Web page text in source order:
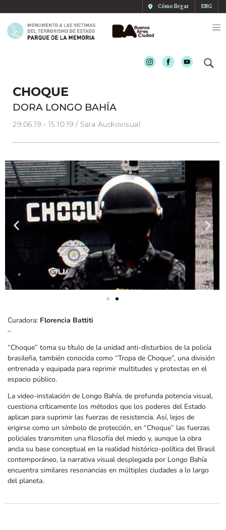
Cómo llegar ENG
InstagramFacebookYoutube
CHOQUE
DORA LONGO BAHÍA
29.06.19 - 15.10.19 / Sala Audiovisual
Curadora: Florencia Battiti
–
“Choque” toma su título de la unidad anti-disturbios de la policía
brasileña, también conocida como “Tropa de Choque”, una división
entrenada y equipada para reprimir multitudes y protestas en el
espacio público.
La video-instalación de Longo Bahía, de profunda potencia visual,
cuestiona críticamente los métodos que los poderes del Estado
aplican para suprimir las fuerzas de resistencia. Así, lejos de
erigirse como un símbolo de protección, en “Choque” las fuerzas
policiales transmiten una filosofía del miedo y, aunque la obra
ancla su base conceptual en la realidad histórico-política del Brasil
contemporáneo, la narrativa visual desplegada por Longo Bahía
encuentra similares resonancias en múltiples ciudades a lo largo
del planeta.